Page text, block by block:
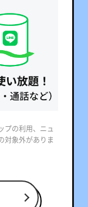
プの利用、ニュ
対象外がありま